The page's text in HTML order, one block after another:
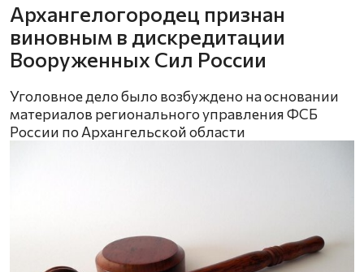
Архангелогородец признан
виновным в дискредитации
Вооруженных Сил России
Уголовное дело было возбуждено на основании
материалов регионального управления ФСБ
России по Архангельской области